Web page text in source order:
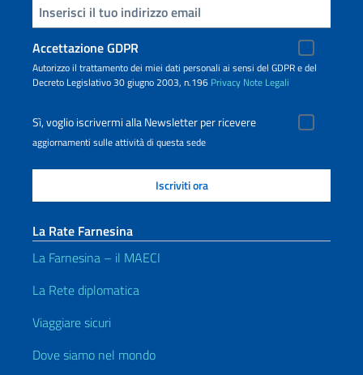
Inserisci la tua email
Accettazione GDPR
Autorizzo il trattamento dei miei dati personali ai sensi del GDPR e del
Decreto Legislativo 30 giugno 2003, n.196 Privacy Note Legali
Sì, voglio iscrivermi alla Newsletter per ricevere
aggiornamenti sulle attività di questa sede
La Rate Farnesina
La Farnesina – il MAECI
La Rete diplomatica
Viaggiare sicuri
Dove siamo nel mondo